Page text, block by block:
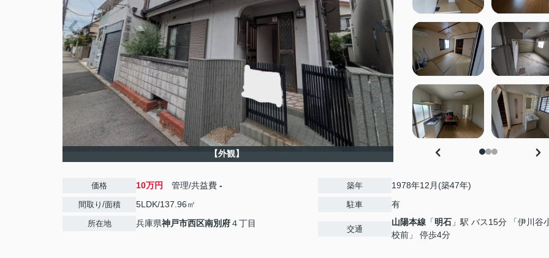
【外観】
価格 10万円 管理/共益費 -
間取り/面積 5LDK/137.96㎡
所在地 兵庫県神戸市西区南別府４丁目
築年 1978年12月(築47年)
駐車 有
交通
山陽本線 「明石 」駅 バス15分 「伊川谷
校前」 停歩4分